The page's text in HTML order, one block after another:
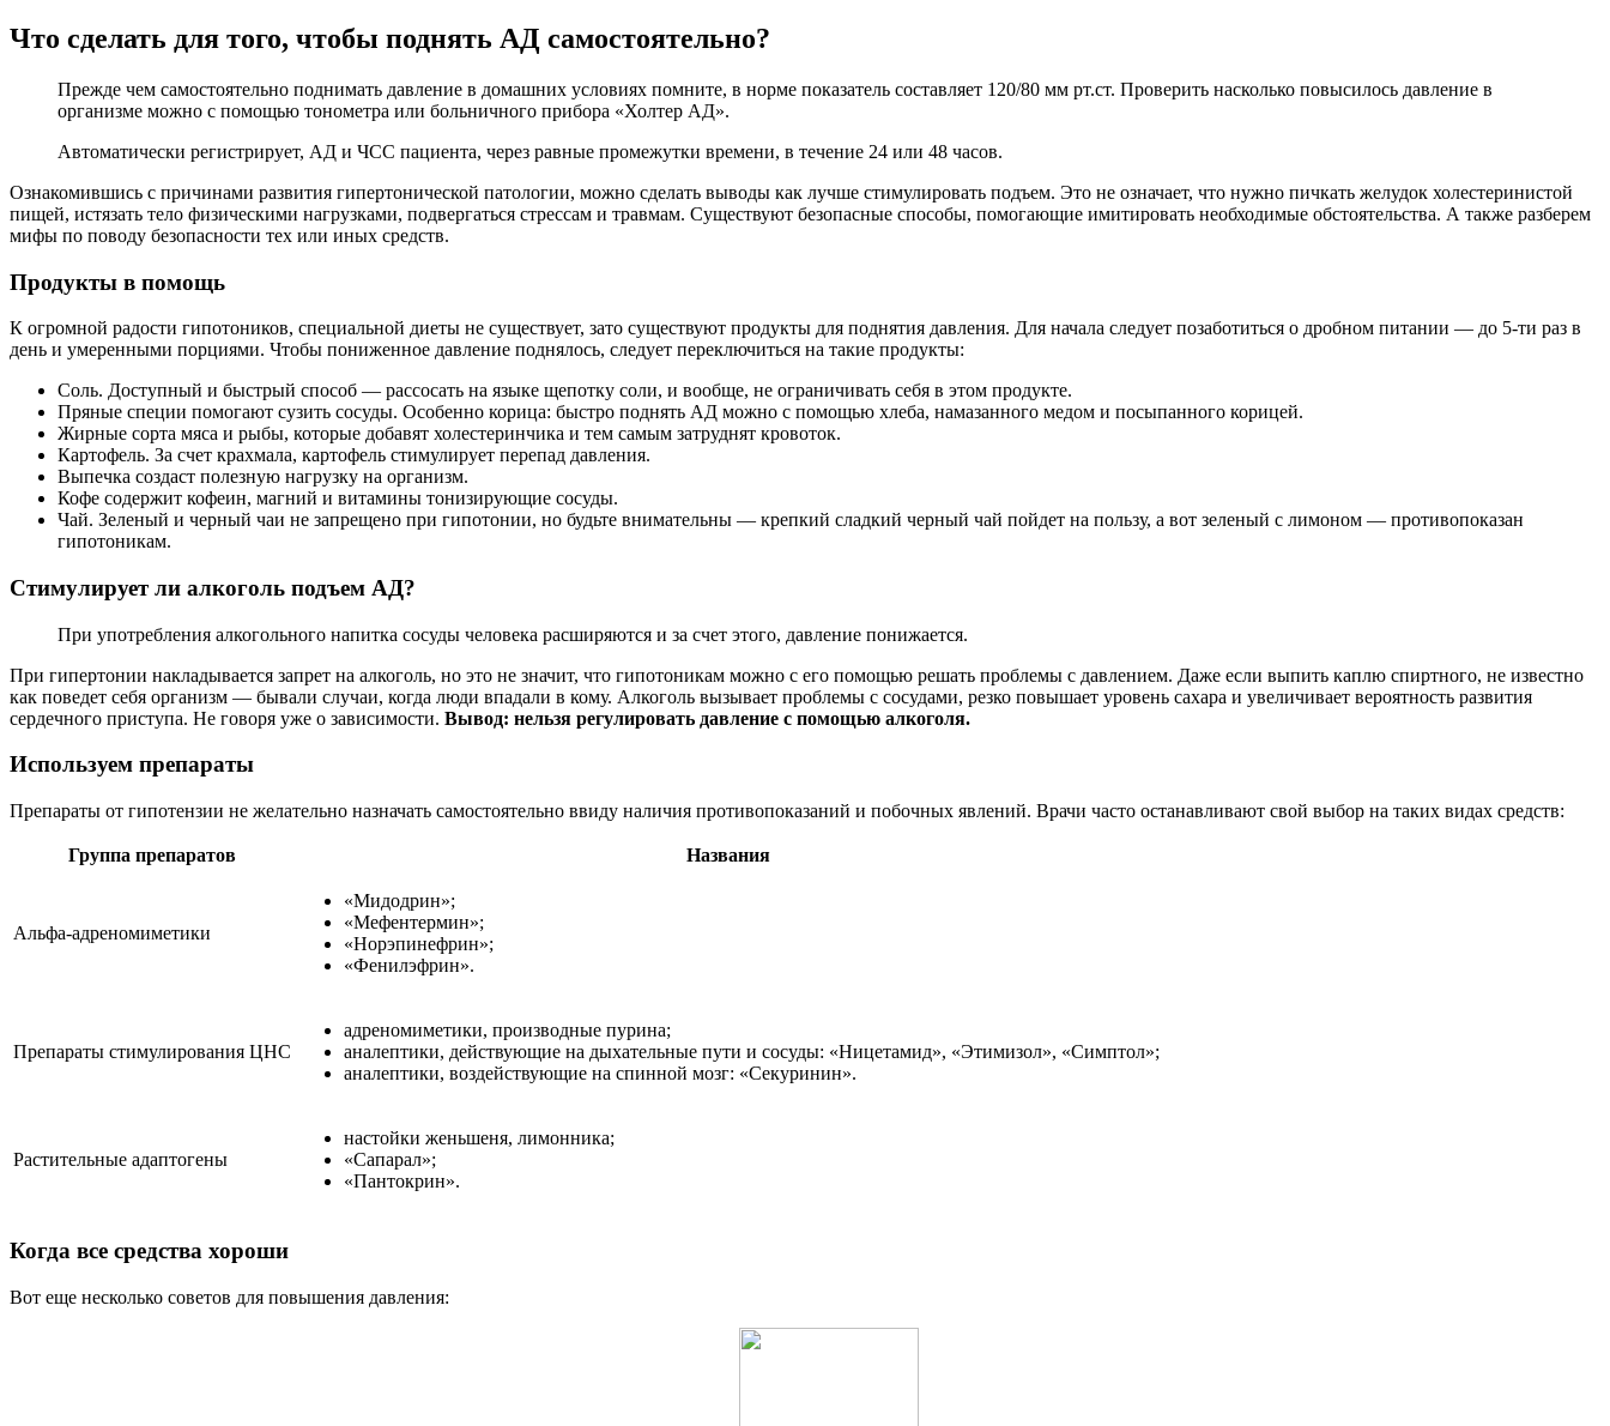
Что сделать для того, чтобы поднять АД самостоятельно?
Прежде чем самостоятельно поднимать давление в домашних условиях помните, в норме показатель составляет 120/80 мм рт.ст. Проверить насколько повысилось давление в
организме можно с помощью тонометра или больничного прибора «Холтер АД».
Автоматически регистрирует, АД и ЧСС пациента, через равные промежутки времени, в течение 24 или 48 часов.
Ознакомившись с причинами развития гипертонической патологии, можно сделать выводы как лучше стимулировать подъем. Это не означает, что нужно пичкать желудок холестеринистой
пищей, истязать тело физическими нагрузками, подвергаться стрессам и травмам. Существуют безопасные способы, помогающие имитировать необходимые обстоятельства. А также разберем
мифы по поводу безопасности тех или иных средств.
Продукты в помощь
К огромной радости гипотоников, специальной диеты не существует, зато существуют продукты для поднятия давления. Для начала следует позаботиться о дробном питании — до 5-ти раз в
день и умеренными порциями. Чтобы пониженное давление поднялось, следует переключиться на такие продукты:
Соль. Доступный и быстрый способ — рассосать на языке щепотку соли, и вообще, не ограничивать себя в этом продукте.
Пряные специи помогают сузить сосуды. Особенно корица: быстро поднять АД можно с помощью хлеба, намазанного медом и посыпанного корицей.
Жирные сорта мяса и рыбы, которые добавят холестеринчика и тем самым затруднят кровоток.
Картофель. За счет крахмала, картофель стимулирует перепад давления.
Выпечка создаст полезную нагрузку на организм.
Кофе содержит кофеин, магний и витамины тонизирующие сосуды.
Чай. Зеленый и черный чаи не запрещено при гипотонии, но будьте внимательны — крепкий сладкий черный чай пойдет на пользу, а вот зеленый с лимоном — противопоказан
гипотоникам.
Стимулирует ли алкоголь подъем АД?
При употребления алкогольного напитка сосуды человека расширяются и за счет этого, давление понижается.
При гипертонии накладывается запрет на алкоголь, но это не значит, что гипотоникам можно с его помощью решать проблемы с давлением. Даже если выпить каплю спиртного, не известно
как поведет себя организм — бывали случаи, когда люди впадали в кому. Алкоголь вызывает проблемы с сосудами, резко повышает уровень сахара и увеличивает вероятность развития
сердечного приступа. Не говоря уже о зависимости. Вывод: нельзя регулировать давление с помощью алкоголя.
Используем препараты
Препараты от гипотензии не желательно назначать самостоятельно ввиду наличия противопоказаний и побочных явлений. Врачи часто останавливают свой выбор на таких видах средств:
Группа препаратов Названия
Альфа-адреномиметики
«Мидодрин»;
«Мефентермин»;
«Норэпинефрин»;
«Фенилэфрин».
Препараты стимулирования ЦНС
адреномиметики, производные пурина;
аналептики, действующие на дыхательные пути и сосуды: «Ницетамид», «Этимизол», «Симптол»;
аналептики, воздействующие на спинной мозг: «Секуринин».
Растительные адаптогены
настойки женьшеня, лимонника;
«Сапарал»;
«Пантокрин».
Когда все средства хороши
Вот еще несколько советов для повышения давления: